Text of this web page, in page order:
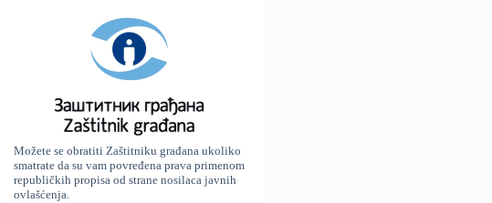
Možete se obratiti Zaštitniku građana ukoliko
smatrate da su vam povređena prava primenom
republičkih propisa od strane nosilaca javnih
ovlašćenja.